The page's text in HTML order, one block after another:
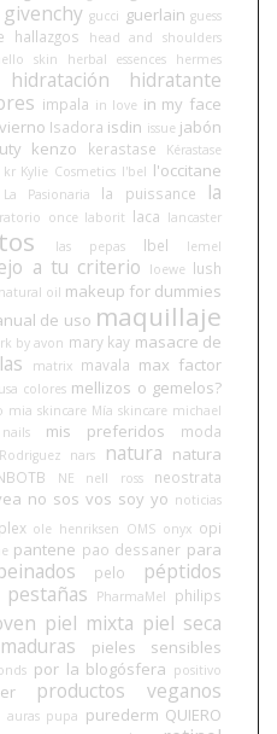
givenchy gucci guerlain guess
hallazgos head and shoulders
skin herbal essences hermes
hidratación hidratante
impala in love in my face
Isadora isdin issue jabón
kenzo kerastase Kérastase
kr Kylie Cosmetics l'bel l'occitane
La Pasionaria la puissance
la
once laborit laca lancaster
las pepas lbel lemel
a tu criterio loewe lush
oil makeup for dummies
de uso maquillaje
by avon mary kay masacre de
matrix mavala max factor
colores mellizos o gemelos?
mia skincare Mía skincare michael
mis preferidos
moda
nars natura natura
NE nell ross neostrata
no sos vos soy yo noticias
ole henriksen OMS onyx opi
pantene pao dessaner para
pelo
péptidos
pestañas PharmaMel philips
piel mixta piel seca
pieles sensibles
por la blogósfera positivo
productos veganos
auras pupa purederm QUIERO